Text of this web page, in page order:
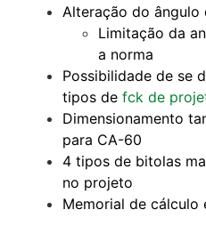
Alteração do ângulo
Limitação da
a norma
Possibilidade de se
tipos de fck de
Dimensionamento
para CA-60
4 tipos de bitolas
no projeto
Memorial de cálculo